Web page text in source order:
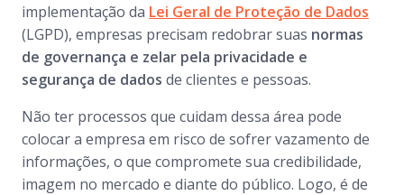
implementação da Lei Geral de Proteção de Dados
(LGPD), empresas precisam redobrar suas normas
de governança e zelar pela privacidade e
segurança de dados de clientes e pessoas.
Não ter processos que cuidam dessa área pode
colocar a empresa em risco de sofrer vazamento de
informações, o que compromete sua credibilidade,
imagem no mercado e diante do público. Logo, é de